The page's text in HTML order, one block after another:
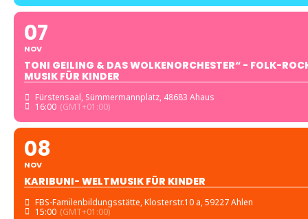
07
NOV
TONI GEILING & DAS WOLKENORCHESTER“ - FOLK-
MUSIK FÜR KINDER
Fürstensaal, Sümmermannplatz, 48683 Ahaus
16:00 (GMT+01:00)
08
NOV
KARIBUNI- WELTMUSIK FÜR KINDER
FBS-Familenbildungsstätte, Klosterstr.10 a, 59227 Ahlen
15:00 (GMT+01:00)